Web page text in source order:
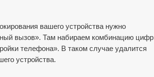
вашего устройства нужно
вызов». Там набираем комбинацию цифр
телефона». В таком случае удалится
устройства.